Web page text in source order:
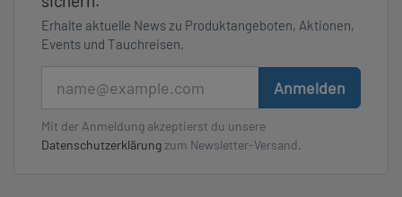
Erhalte aktuelle News zu Produktangeboten, Aktionen,
Events und Tauchreisen.
Anmelden
Mit der Anmeldung akzeptierst du unsere
Datenschutzerklärung zum Newsletter-Versand.